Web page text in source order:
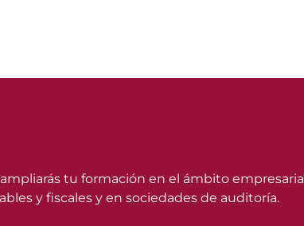
tu formación en el ámbito
y fiscales y en sociedades de auditoría.